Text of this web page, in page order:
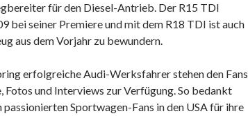
für den Diesel-Antrieb. Der R15 TDI
bei seiner Premiere und mit dem R18 TDI ist auch
aus dem Vorjahr zu bewundern.
erfolgreiche Audi-Werksfahrer stehen den Fans
Fotos und Interviews zur Verfügung. So bedankt
passionierten Sportwagen-Fans in den USA für ihre